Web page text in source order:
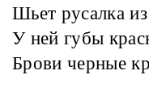
Шьет русалка
У ней губы
Брови черные